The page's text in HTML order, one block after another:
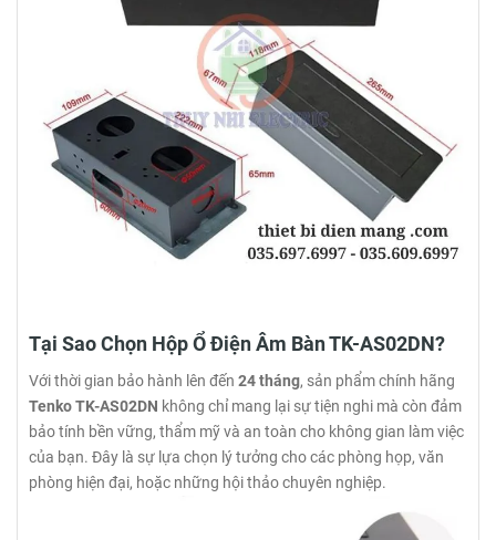
Tại Sao Chọn Hộp Ổ Điện Âm Bàn TK-AS02DN?
Với thời gian bảo hành lên đến 24 tháng, sản phẩm chính hãng
Tenko TK-AS02DN không chỉ mang lại sự tiện nghi mà còn đảm
bảo tính bền vững, thẩm mỹ và an toàn cho không gian làm việc
của bạn. Đây là sự lựa chọn lý tưởng cho các phòng họp, văn
phòng hiện đại, hoặc những hội thảo chuyên nghiệp.